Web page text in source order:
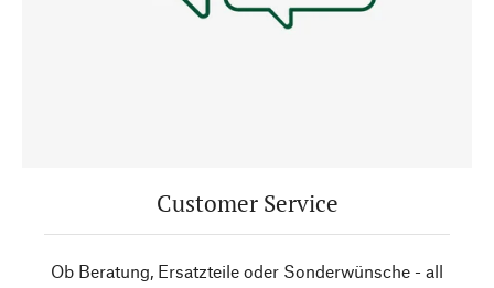
Customer Service
Ob Beratung, Ersatzteile oder Sonderwünsche - all